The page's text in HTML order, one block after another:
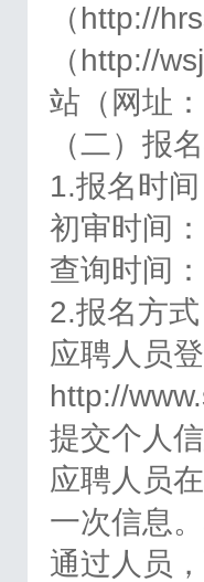
（http://
（http://
站（网址
（二）报
1.报名时
初审时间
查询时间
2.报名方
应聘人员
http://
提交个人
应聘人员
一次信息
通过人员